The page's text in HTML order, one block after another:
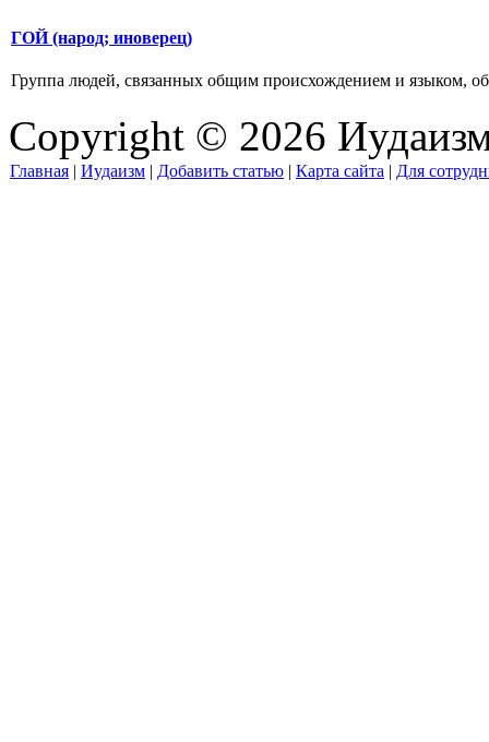
ГОЙ (народ; иноверец)
Группа людей, связанных общим происхождением и языком,
Copyright © 2026
Главная | Иудаизм | Добавить статью | Карта сайта | Для